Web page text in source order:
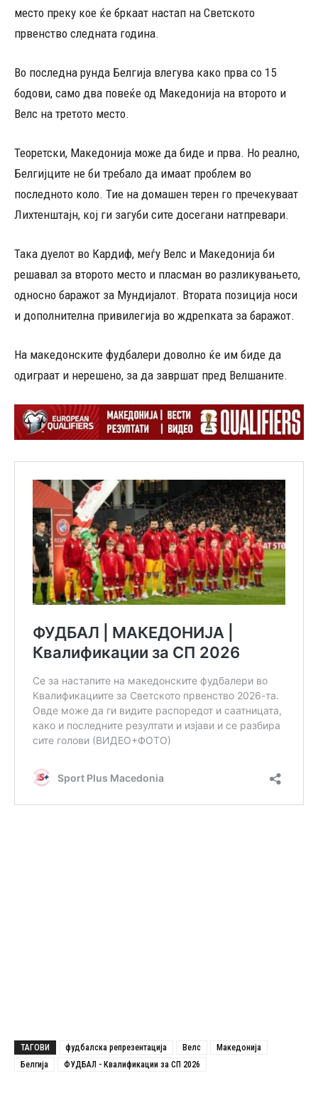
место преку кое ќе бркаат настап на Светското
првенство следната година.
Во последна рунда Белгија влегува како прва со 15
бодови, само два повеќе од Македонија на второто и
Велс на третото место.
Теоретски, Македонија може да биде и прва. Но реално,
Белгијците не би требало да имаат проблем во
последното коло. Тие на домашен терен го пречекуваат
Лихтенштајн, кој ги загуби сите досегани натпревари.
Така дуелот во Кардиф, меѓу Велс и Македонија би
решавал за второто место и пласман во разликувањето,
односно баражот за Мундијалот. Втората позиција носи
и дополнителна привилегија во ждрепката за баражот.
На македонските фудбалери доволно ќе им биде да
одиграат и нерешено, за да завршат пред Велшаните.
ТАГОВИ фудбалска репрезентација Велс
Македонија
Белгија
ФУДБАЛ - Квалификации за СП 2026